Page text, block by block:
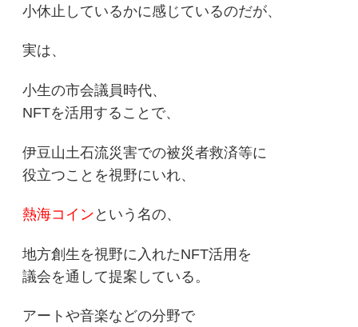
小休止しているかに感じているのだが、
実は、
小生の市会議員時代、
NFTを活用することで、
伊豆山土石流災害での被災者救済等に
役立つことを視野にいれ、
熱海コイン という名の、
地方創生を視野に入れたNFT活用を
議会を通して提案している。
アートや音楽などの分野で